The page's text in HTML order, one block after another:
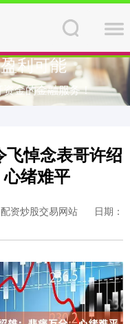
利可能
金的金融服务！
悼念表哥许绍
绪难平
资炒股交易网站
日期：